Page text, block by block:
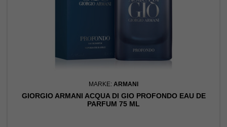
MARKE: ARMANI
GIORGIO ARMANI ACQUA DI GIO PROFONDO EAU DE
PARFUM 75 ML